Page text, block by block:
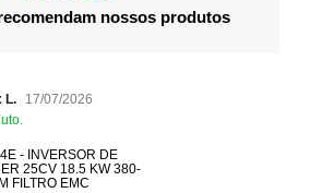
nossos produtos
L.
17/07/2026
- INVERSOR DE
25CV 18.5 KW 380-
FILTRO EMC